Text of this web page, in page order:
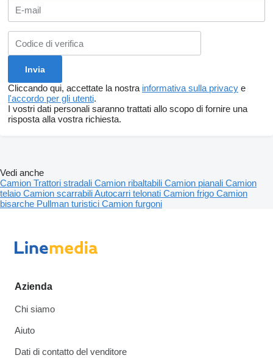
Cliccando qui, accettate la nostra informativa sulla privacy e
l'accordo per gli utenti.
I vostri dati personali saranno trattati allo scopo di fornire una
risposta alla vostra richiesta.
Vedi anche
Camion Trattori stradali Camion ribaltabili Camion pianali Camion
telaio Camion scarrabiliAutocarri telonati Camion frigo Camion
bisarche Pullman turistici Camion furgoni
Azienda
Chi siamo
Aiuto
Dati di contatto del venditore